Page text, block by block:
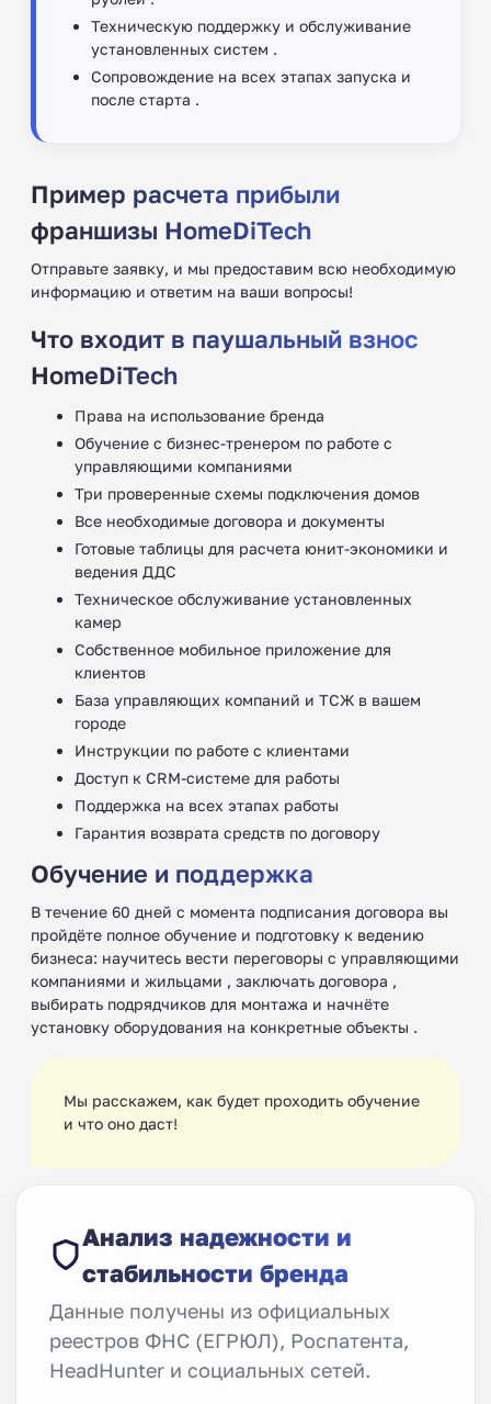
Техническую поддержку и обслуживание
установленных систем .
Сопровождение на всех этапах запуска и
после старта .
Пример расчета прибыли
франшизы HomeDiTech
Отправьте заявку, и мы предоставим всю необходимую
информацию и ответим на ваши вопросы!
Что входит в паушальный взнос
HomeDiTech
Права на использование бренда
Обучение с бизнес-тренером по работе с
управляющими компаниями
Три проверенные схемы подключения домов
Все необходимые договора и документы
Готовые таблицы для расчета юнит-экономики и
ведения ДДС
Техническое обслуживание установленных
камер
Собственное мобильное приложение для
клиентов
База управляющих компаний и ТСЖ в вашем
городе
Инструкции по работе с клиентами
Доступ к CRM-системе для работы
Поддержка на всех этапах работы
Гарантия возврата средств по договору
Обучение и поддержка
В течение 60 дней с момента подписания договора вы
пройдёте полное обучение и подготовку к ведению
бизнеса: научитесь вести переговоры с управляющими
компаниями и жильцами , заключать договора ,
выбирать подрядчиков для монтажа и начнёте
установку оборудования на конкретные объекты .
Мы расскажем, как будет проходить обучение
и что оно даст!
Анализ надежности и
стабильности бренда
Данные получены из официальных
реестров ФНС (ЕГРЮЛ), Роспатента,
HeadHunter и социальных сетей.